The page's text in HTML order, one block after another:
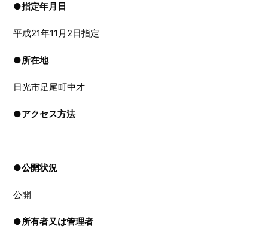
●指定年月日
平成21年11月2日指定
●所在地
日光市足尾町中才
●アクセス方法
●公開状況
公開
●所有者又は管理者